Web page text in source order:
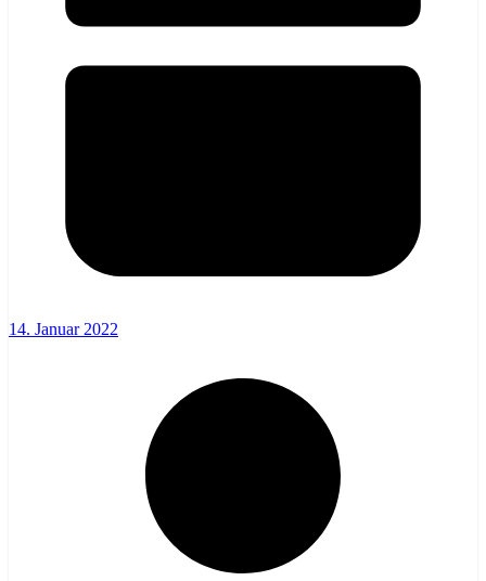
14. Januar 2022